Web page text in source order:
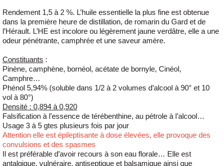
Rendement 1,5 à 2 %. L’huile essentielle la plus fine est obtenue
dans la première heure de distillation, de romarin du Gard et de
l’Hérault. L’HE est incolore ou légèrement jaune verdâtre, elle a une
odeur pénétrante, camphrée et une saveur amère.
Constituants :
Pinène, camphène, bornéol, acétate de bornyle, Cinéol,
Camphre…
Phénol 5,94% (soluble dans 1/2 à 2 volumes d’alcool à 90° et 10
vol à 80°)
Densité : 0,894 à 0,920
Falsification à l’essence de térébenthine, au pétrole à l’alcool…
Usage 3 à 5 gtes plusieurs fois par jour
Attention elle est épileptisante à dose élevées, elle provoque des
convulsions et des spasmes
Il est préférable d’avoir recours à son eau florale… Elle est
antalgique, vulnéraire, antiseptique et balsamique ainsi que